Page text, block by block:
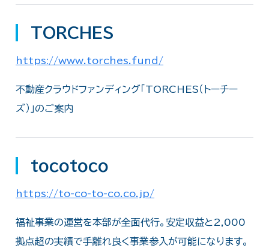
TORCHES
https://www.torches.fund/
不動産クラウドファンディング「TORCHES（トーチー
ズ）」のご案内
tocotoco
https://to-co-to-co.co.jp/
福祉事業の運営を本部が全面代行。安定収益と2,000
拠点超の実績で手離れ良く事業参入が可能になります。